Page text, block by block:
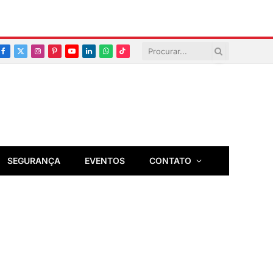
Facebook
X
Instagram
PinterestYouTubeLinkedInWhatsapp
TikTok
SEGURANÇA EVENTOS CONTATO